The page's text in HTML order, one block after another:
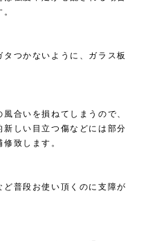
つかないように、ガラス板
合いを損ねてしまうので、
しい目立つ傷などには部分
致します。
普段お使い頂くのに支障が